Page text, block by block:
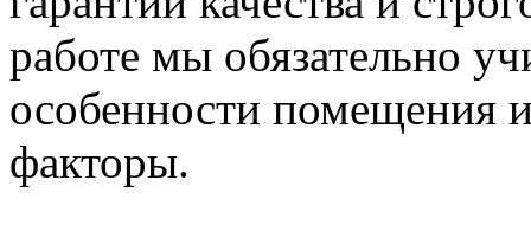
работе мы обязательно
особенности помещения
факторы.